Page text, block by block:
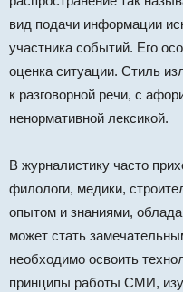
вид подачи информации
участника событий. Его
оценка ситуации. Стиль
к разговорной речи, с
ненормативной лексикой.
В журналистику часто
филологи, медики,
опытом и знаниями,
может стать
необходимо освоить
принципы работы СМИ,